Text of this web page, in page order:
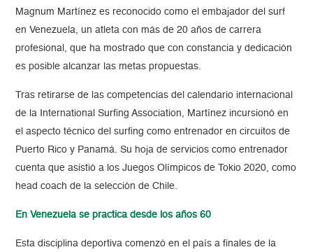
Magnum Martínez es reconocido como el embajador del surf
en Venezuela, un atleta con más de 20 años de carrera
profesional, que ha mostrado que con constancia y dedicación
es posible alcanzar las metas propuestas.
Tras retirarse de las competencias del calendario internacional
de la International Surfing Association, Martínez incursionó en
el aspecto técnico del surfing como entrenador en circuitos de
Puerto Rico y Panamá. Su hoja de servicios como entrenador
cuenta que asistió a los Juegos Olímpicos de Tokio 2020, como
head coach de la selección de Chile.
En Venezuela se practica desde los años 60
Esta disciplina deportiva comenzó en el país a finales de la